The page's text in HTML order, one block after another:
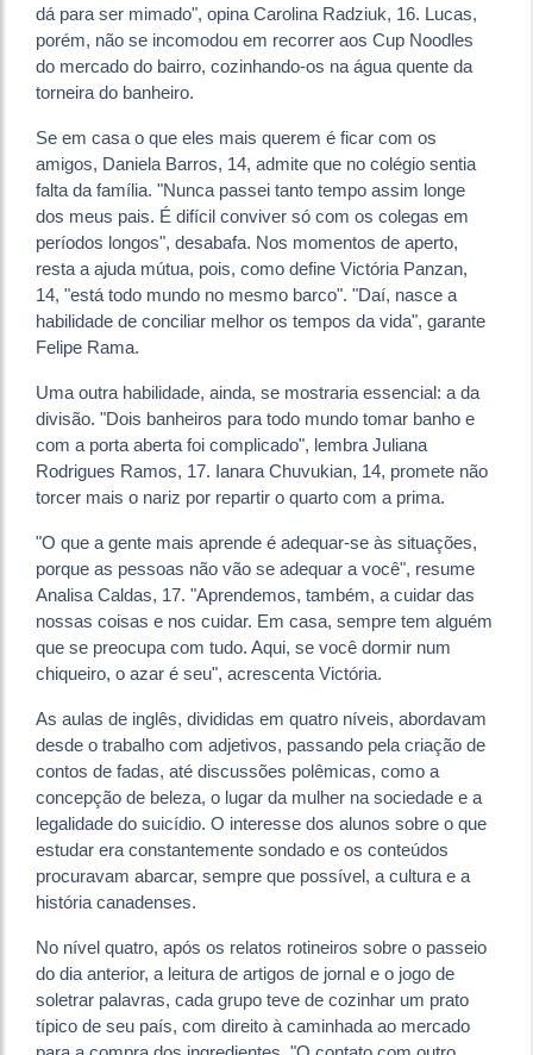
dá para ser mimado", opina Carolina Radziuk, 16. Lucas,
porém, não se incomodou em recorrer aos Cup Noodles
do mercado do bairro, cozinhando-os na água quente da
torneira do banheiro.
Se em casa o que eles mais querem é ficar com os
amigos, Daniela Barros, 14, admite que no colégio sentia
falta da família. "Nunca passei tanto tempo assim longe
dos meus pais. É difícil conviver só com os colegas em
períodos longos", desabafa. Nos momentos de aperto,
resta a ajuda mútua, pois, como define Victória Panzan,
14, "está todo mundo no mesmo barco". "Daí, nasce a
habilidade de conciliar melhor os tempos da vida", garante
Felipe Rama.
Uma outra habilidade, ainda, se mostraria essencial: a da
divisão. "Dois banheiros para todo mundo tomar banho e
com a porta aberta foi complicado", lembra Juliana
Rodrigues Ramos, 17. Ianara Chuvukian, 14, promete não
torcer mais o nariz por repartir o quarto com a prima.
"O que a gente mais aprende é adequar-se às situações,
porque as pessoas não vão se adequar a você", resume
Analisa Caldas, 17. "Aprendemos, também, a cuidar das
nossas coisas e nos cuidar. Em casa, sempre tem alguém
que se preocupa com tudo. Aqui, se você dormir num
chiqueiro, o azar é seu", acrescenta Victória.
As aulas de inglês, divididas em quatro níveis, abordavam
desde o trabalho com adjetivos, passando pela criação de
contos de fadas, até discussões polêmicas, como a
concepção de beleza, o lugar da mulher na sociedade e a
legalidade do suicídio. O interesse dos alunos sobre o que
estudar era constantemente sondado e os conteúdos
procuravam abarcar, sempre que possível, a cultura e a
história canadenses.
No nível quatro, após os relatos rotineiros sobre o passeio
do dia anterior, a leitura de artigos de jornal e o jogo de
soletrar palavras, cada grupo teve de cozinhar um prato
típico de seu país, com direito à caminhada ao mercado